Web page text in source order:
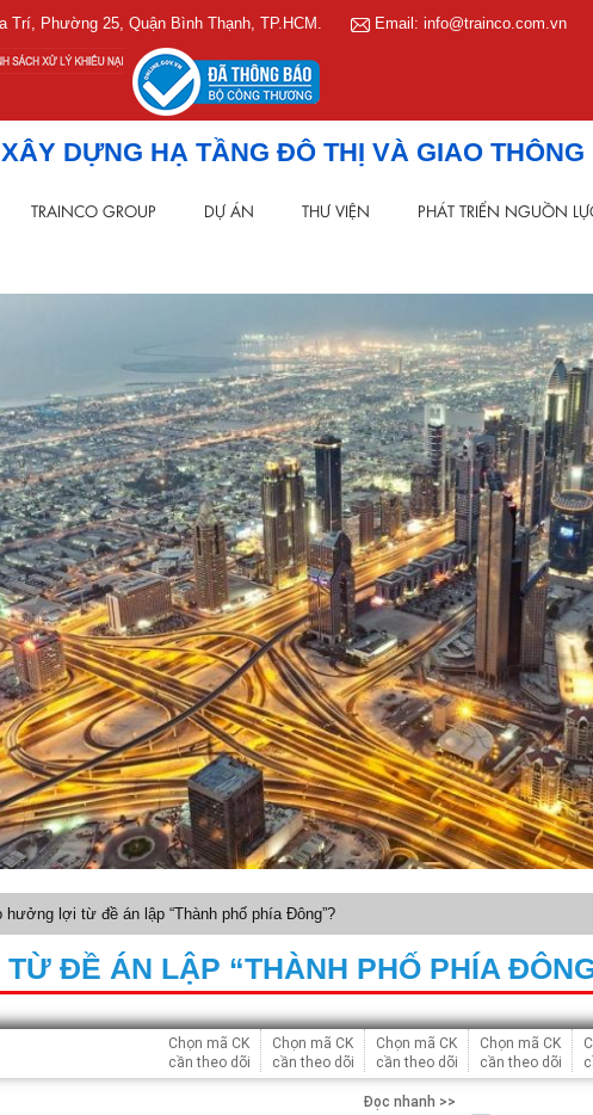
Trí, Phường 25, Quận Bình Thạnh, TP.HCM. Email: info@trainco.com.vn
DỰNG HẠ TẦNG ĐÔ THỊ VÀ GIAO THÔNG
TRAINCO GROUP DỰ ÁN THƯ VIỆN PHÁT TRIỂN NGUỒN
hưởng lợi từ đề án lập “Thành phố phía Đông”?
ĐỀ ÁN LẬP “THÀNH PHỐ PHÍA
Chọn mã CK
cần theo dõi
Chọn mã CK
cần theo dõi
Chọn mã CK
cần theo dõi
Chọn mã CK
cần theo dõi
Đọc nhanh >>